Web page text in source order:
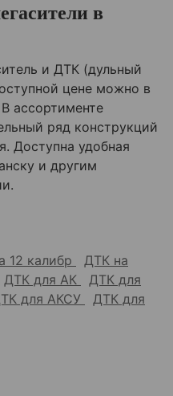
в
и ДТК (дульный
цене можно в
ассортименте
ряд конструкций
Доступна удобная
и другим
12 калибр
ДТК на
ДТК для АК
ДТК для
для АКСУ
ДТК для